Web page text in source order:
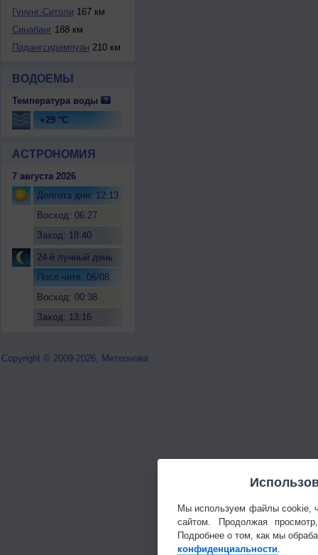
Гунунг-Ситоли 167 км
Синабанг 188 км
Падангсидемпуан 210 км
ВОДОЕМЫ
Температура воды
+29 °C
АСТРОНОМИЯ
7 августа 2026
Долгота дня: 12:13
Восход: 06:27
Заход: 18:40
24-й лунный день
Посл.четв. 06/08
Восход: 00:38
Заход: 13:16
Copyright © 2009-2026, Метеонова
Мы используем файлы cookie,
сайтом. Продолжая
Подробнее о том, как мы
конфиденциальности.